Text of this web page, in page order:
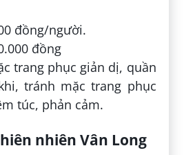
đồng/người.
đồng
trang phục giản dị, quần
tránh mặc trang phục
túc, phản cảm.
nhiên Vân Long